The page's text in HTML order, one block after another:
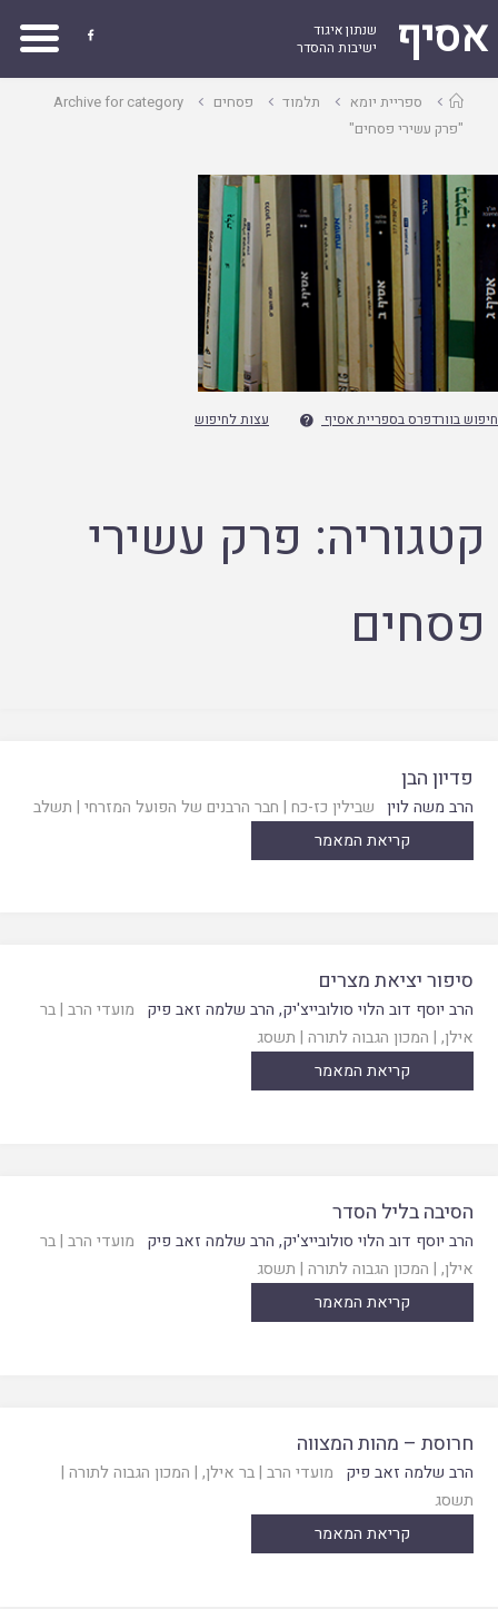
אסיף
שנתון איגוד
ישיבות ההסדר

עמוד
ראשי
ספריית יומא תלמוד פסחים
Archive for category
"פרק עשירי פסחים"
חיפוש בוורדפרס בספריית אסיף  עצות לחיפוש
קטגוריה: פרק עשירי
פסחים
פדיון הבן
הרב משה לוין שבילין כז-כח | חבר הרבנים של הפועל המזרחי | תשלב
קריאת המאמר
סיפור יציאת מצרים
הרב יוסף דוב הלוי סולובייצ'יק, הרב שלמה זאב פיק מועדי הרב |בר
אילן, | המכון הגבוה לתורה | תשסג
קריאת המאמר
הסיבה בליל הסדר
הרב יוסף דוב הלוי סולובייצ'יק, הרב שלמה זאב פיק מועדי הרב |בר
אילן, | המכון הגבוה לתורה | תשסג
קריאת המאמר
חרוסת – מהות המצווה
הרב שלמה זאב פיק מועדי הרב |בר אילן, | המכון הגבוה לתורה |
תשסג
קריאת המאמר